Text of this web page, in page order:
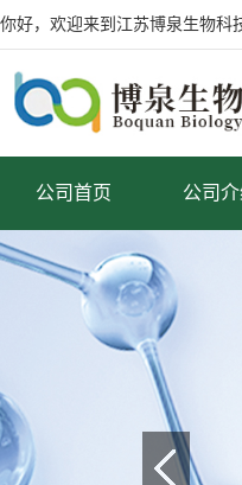
你好，欢迎来到江苏博泉生物科
公司首页 公司